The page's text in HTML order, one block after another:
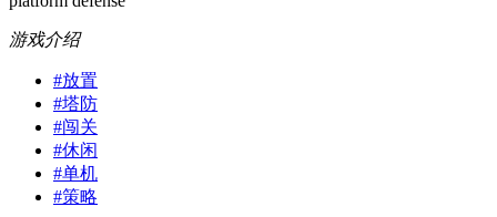
游戏介绍
#放置
#塔防
#闯关
#休闲
#单机
#策略